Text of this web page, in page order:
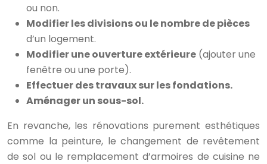
ou non.
Modifier les divisions ou le nombre de pièces
d’un logement.
Modifier une ouverture extérieure (ajouter une
fenêtre ou une porte).
Effectuer des travaux sur les fondations.
Aménager un sous-sol.
En revanche, les rénovations purement esthétiques
comme la peinture, le changement de revêtement
de sol ou le remplacement d’armoires de cuisine ne